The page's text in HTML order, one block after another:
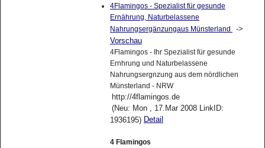
4Flamingos - Spezialist für gesunde
Ernährung, Naturbelassene
Nahrungsergänzungaus Münsterland
->
Vorschau
4Flamingos - Ihr Spezialist für gesunde
Ernhrung und Naturbelassene
Nahrungsergnzung aus dem nördlichen
Münsterland - NRW
http://4flamingos.de
(Neu: Mon , 17.Mar 2008 LinkID:
1936195) Detail
4 Flamingos